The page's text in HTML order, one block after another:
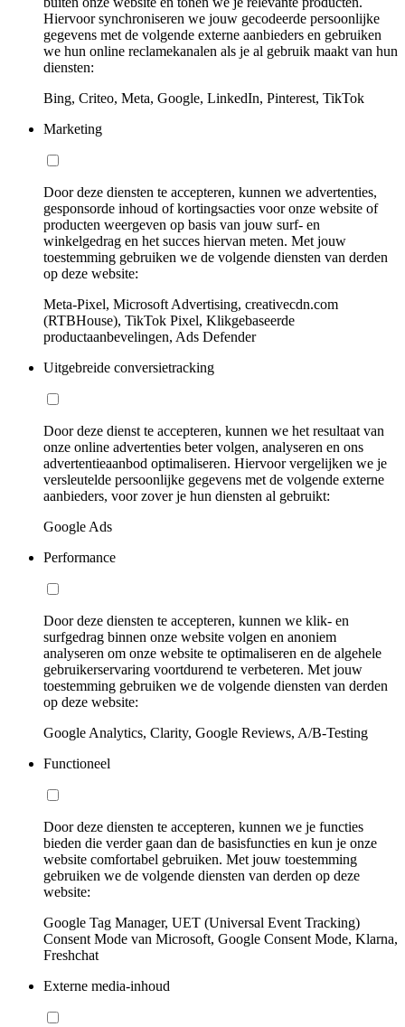
Hiervoor synchroniseren we jouw gecodeerde persoonlijke
gegevens met de volgende externe aanbieders en gebruiken
we hun online reclamekanalen als je al gebruik maakt van hun
diensten:
Bing, Criteo, Meta, Google, LinkedIn, Pinterest, TikTok
Marketing
Door deze diensten te accepteren, kunnen we advertenties,
gesponsorde inhoud of kortingsacties voor onze website of
producten weergeven op basis van jouw surf- en
winkelgedrag en het succes hiervan meten. Met jouw
toestemming gebruiken we de volgende diensten van derden
op deze website:
Meta-Pixel, Microsoft Advertising, creativecdn.com
(RTBHouse), TikTok Pixel, Klikgebaseerde
productaanbevelingen, Ads Defender
Uitgebreide conversietracking
Door deze dienst te accepteren, kunnen we het resultaat van
onze online advertenties beter volgen, analyseren en ons
advertentieaanbod optimaliseren. Hiervoor vergelijken we je
versleutelde persoonlijke gegevens met de volgende externe
aanbieders, voor zover je hun diensten al gebruikt:
Google Ads
Performance
Door deze diensten te accepteren, kunnen we klik- en
surfgedrag binnen onze website volgen en anoniem
analyseren om onze website te optimaliseren en de algehele
gebruikerservaring voortdurend te verbeteren. Met jouw
toestemming gebruiken we de volgende diensten van derden
op deze website:
Google Analytics, Clarity, Google Reviews, A/B-Testing
Functioneel
Door deze diensten te accepteren, kunnen we je functies
bieden die verder gaan dan de basisfuncties en kun je onze
website comfortabel gebruiken. Met jouw toestemming
gebruiken we de volgende diensten van derden op deze
website:
Google Tag Manager, UET (Universal Event Tracking)
Consent Mode van Microsoft, Google Consent Mode, Klarna,
Freshchat
Externe media-inhoud